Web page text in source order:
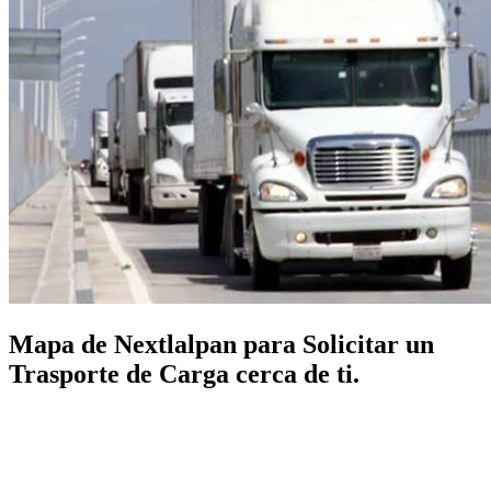
Mapa de Nextlalpan para Solicitar un
Trasporte de Carga cerca de ti.